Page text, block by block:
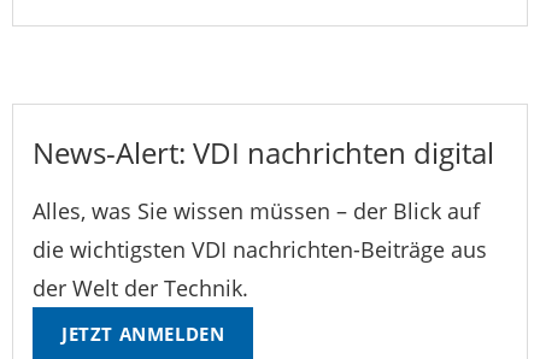
News-Alert: VDI nachrichten digital
Alles, was Sie wissen müssen – der Blick auf
die wichtigsten VDI nachrichten-Beiträge aus
der Welt der Technik.
JETZT ANMELDEN